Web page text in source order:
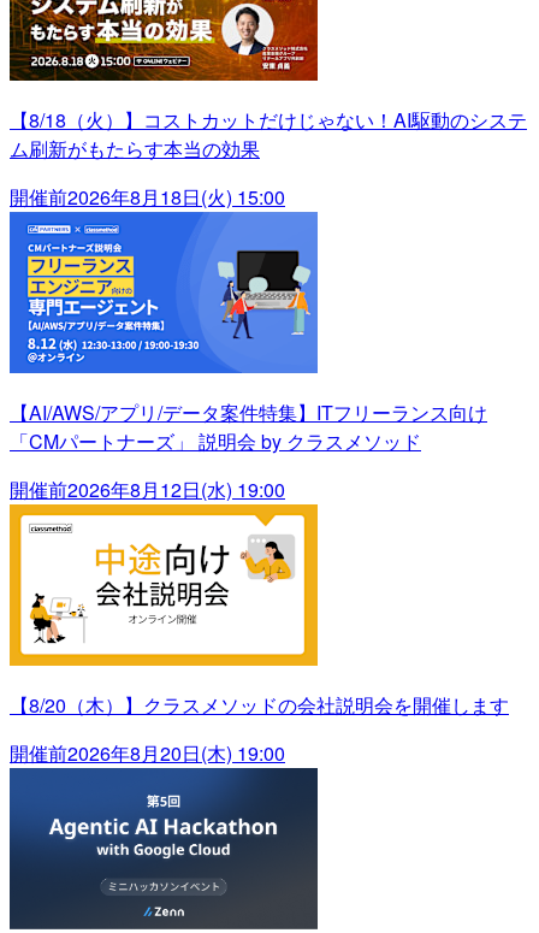
【8/18（火）】コストカットだけじゃない！AI駆動のシステ
ム刷新がもたらす本当の効果
開催前2026年8月18日(火) 15:00
【AI/AWS/アプリ/データ案件特集】ITフリーランス向け
「CMパートナーズ」 説明会 by クラスメソッド
開催前2026年8月12日(水) 19:00
【8/20（木）】クラスメソッドの会社説明会を開催します
開催前2026年8月20日(木) 19:00